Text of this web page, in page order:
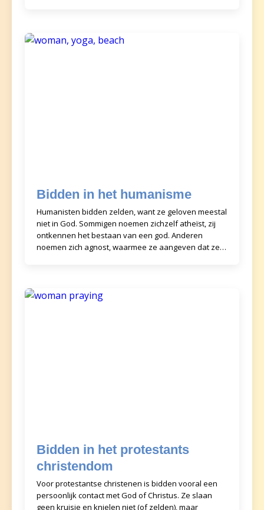
Bidden in het humanisme
Humanisten bidden zelden, want ze geloven meestal
niet in God. Sommigen noemen zichzelf atheïst, zij
ontkennen het bestaan van een god. Anderen
noemen zich agnost, waarmee ze aangeven dat ze
Bidden in het protestants
christendom
Voor protestantse christenen is bidden vooral een
persoonlijk contact met God of Christus. Ze slaan
geen kruisje en knielen niet (of zelden), maar